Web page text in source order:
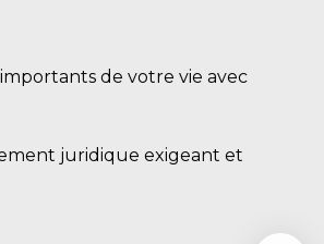
de votre vie avec
juridique exigeant et